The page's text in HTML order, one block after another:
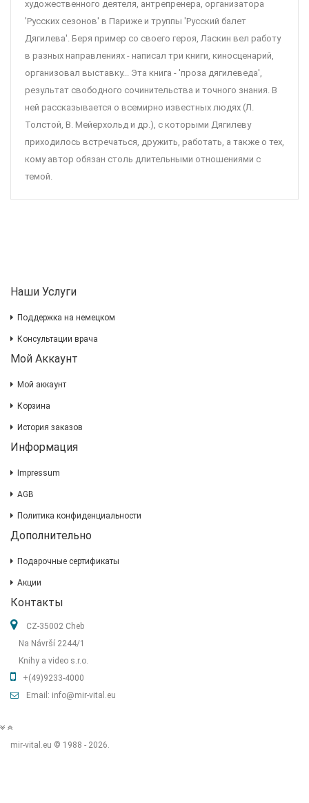
художественного деятеля, антрепренера, организатора
'Русских сезонов' в Париже и труппы 'Русский балет
Дягилева'. Беря пример со своего героя, Ласкин вел работу
в разных направлениях - написал три книги, киносценарий,
организовал выставку... Эта книга - 'проза дягилеведа',
результат свободного сочинительства и точного знания. В
ней рассказывается о всемирно известных людях (Л.
Толстой, В. Мейерхольд и др.), с которыми Дягилеву
приходилось встречаться, дружить, работать, а также о тех,
кому автор обязан столь длительными отношениями с
темой.
Наши Услуги
Поддержка на немецком
Консультации врача
Мой Аккаунт
Мой аккаунт
Корзина
История заказов
Информация
Impressum
AGB
Политика конфиденциальности
Дополнительно
Подарочные сертификаты
Акции
Контакты
CZ-35002 Cheb
Na Návrší 2244/1
Knihy a video s.r.o.
+(49)9233-4000
Email: info@mir-vital.eu
mir-vital.eu © 1988 - 2026.